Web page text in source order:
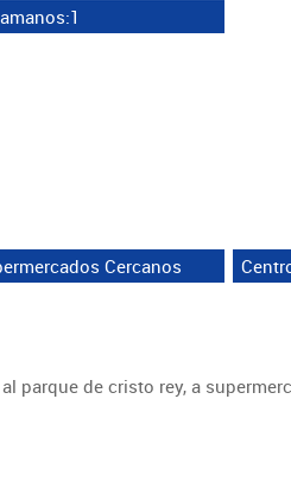
Cercanos
parque de cristo rey, a